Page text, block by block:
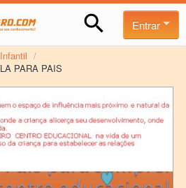
Entrar
/
PARA PAIS